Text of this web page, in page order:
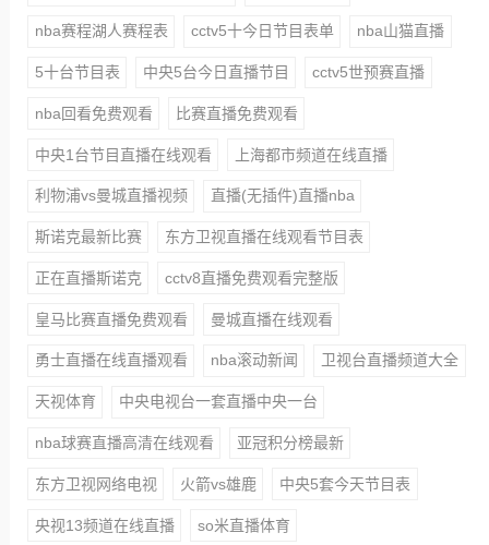
nba赛程湖人赛程表 cctv5十今日节目表单 nba山猫直播
5十台节目表 中央5台今日直播节目 cctv5世预赛直播
nba回看免费观看 比赛直播免费观看
中央1台节目直播在线观看 上海都市频道在线直播
利物浦vs曼城直播视频 直播(无插件)直播nba
斯诺克最新比赛 东方卫视直播在线观看节目表
正在直播斯诺克 cctv8直播免费观看完整版
皇马比赛直播免费观看 曼城直播在线观看
勇士直播在线直播观看 nba滚动新闻 卫视台直播频道大全
天视体育 中央电视台一套直播中央一台
nba球赛直播高清在线观看 亚冠积分榜最新
东方卫视网络电视 火箭vs雄鹿 中央5套今天节目表
央视13频道在线直播 so米直播体育